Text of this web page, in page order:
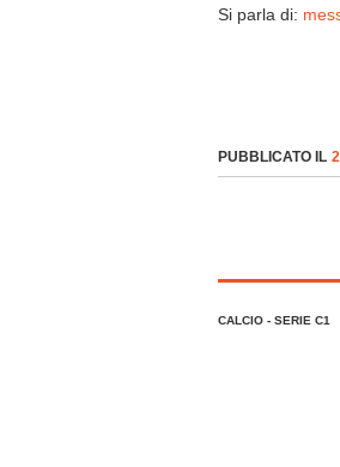
Si parla di:
PUBBLICATO IL
CALCIO - SERIE C1